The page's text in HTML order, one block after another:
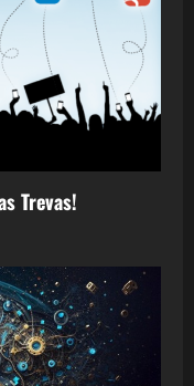
Trevas!